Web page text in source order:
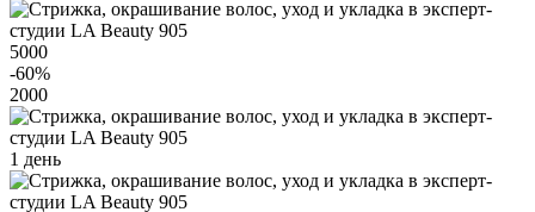
5000
-60%
2000
1 день